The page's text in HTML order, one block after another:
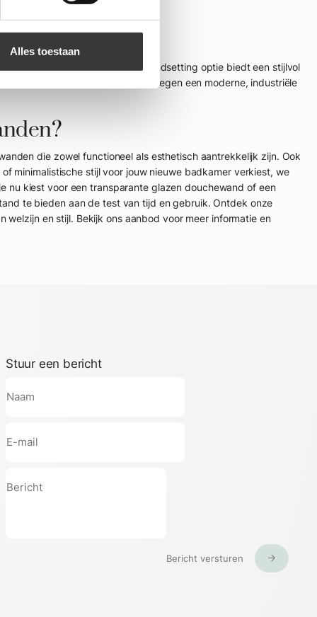
Alles toestaan
zwart
de perfecte oplossing. Deze trendsetting optie biedt een stijlvol
Zwarte douchewanden voegen een moderne, industriële
die zowel functioneel als esthetisch aantrekkelijk zijn. Ook
minimalistische stijl voor jouw nieuwe badkamer verkiest, we
kiest voor een transparante glazen douchewand of een
te bieden aan de test van tijd en gebruik. Ontdek onze
en stijl. Bekijk ons aanbod voor meer informatie en
Stuur een bericht
Bericht versturen